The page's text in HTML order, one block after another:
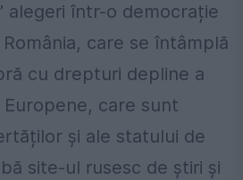
alegeri într-o democrație
care se întâmplă
cu drepturi depline a
Europene, care sunt
și ale statului de
site-ul rusesc de știri și